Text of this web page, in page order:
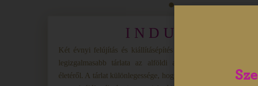
INDULÁS
Két évnyi felújítás és kiállításépítés után létrejött
legizgalmasabb tárlata az alföldi arisztokrata kastélyok
életéről. A tárlat különlegessége, hogy nemcsak a főúri